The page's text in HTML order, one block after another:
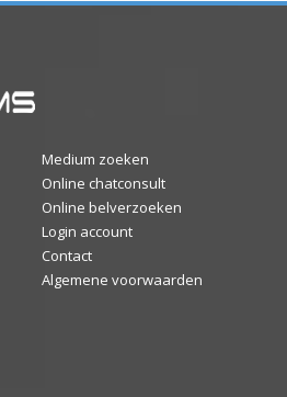
Medium zoeken
Online chatconsult
Online belverzoeken
Login account
Contact
Algemene voorwaarden